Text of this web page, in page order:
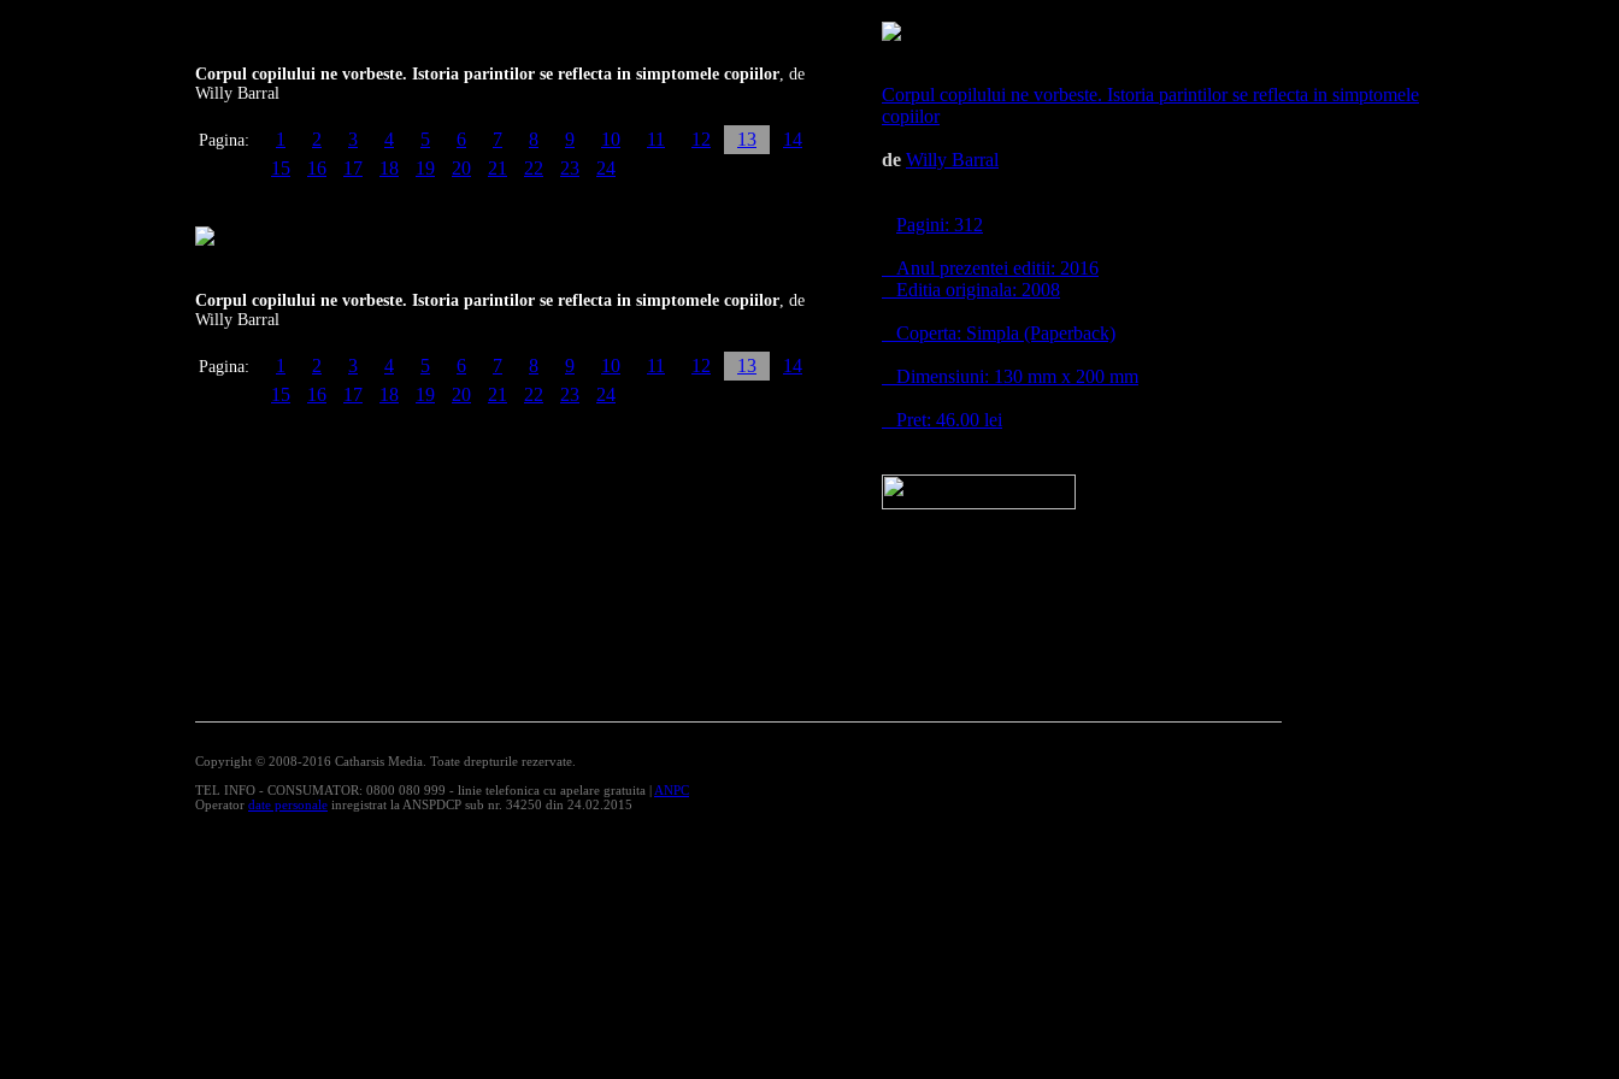
Corpul copilului ne vorbeste. Istoria parintilor se reflecta in simptomele copiilor, de
Willy Barral
Pagina: 1 2 3 4 5 6 7 8 9 10 11 12 13
14
15
16 17 18 19 20 21 22 23 24
Corpul copilului ne vorbeste. Istoria parintilor se reflecta in simptomele copiilor, de
Willy Barral
Pagina: 1 2 3 4 5 6 7 8 9 10 11 12 13
14
15
16 17 18 19 20 21 22 23 24
Corpul copilului ne vorbeste. Istoria parintilor se reflecta in simptomele
copiilor
de Willy Barral
Pagini: 312
Anul prezentei editii: 2016
Editia originala: 2008
Coperta: Simpla (Paperback)
Dimensiuni: 130 mm x 200 mm
Pret: 46.00 lei
Copyright © 2008-2016 Catharsis Media. Toate drepturile rezervate.
TEL INFO - CONSUMATOR: 0800 080 999 - linie telefonica cu apelare gratuita | ANPC
Operator date personale inregistrat la ANSPDCP sub nr. 34250 din 24.02.2015